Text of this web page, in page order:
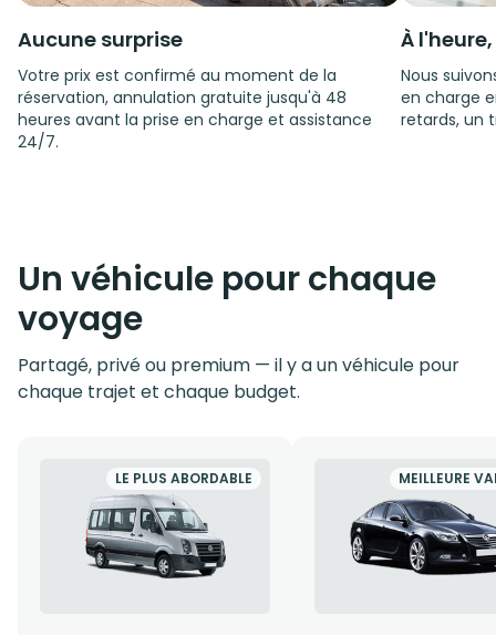
Aucune surprise
Votre prix est confirmé au moment de la
réservation, annulation gratuite jusqu'à 48
heures avant la prise en charge et assistance
24/7.
À
Nous
en charge
retards, un
Un véhicule pour chaque
voyage
Partagé, privé ou premium — il y a un véhicule pour
chaque trajet et chaque budget.
LE PLUS ABORDABLE MEILLEURE